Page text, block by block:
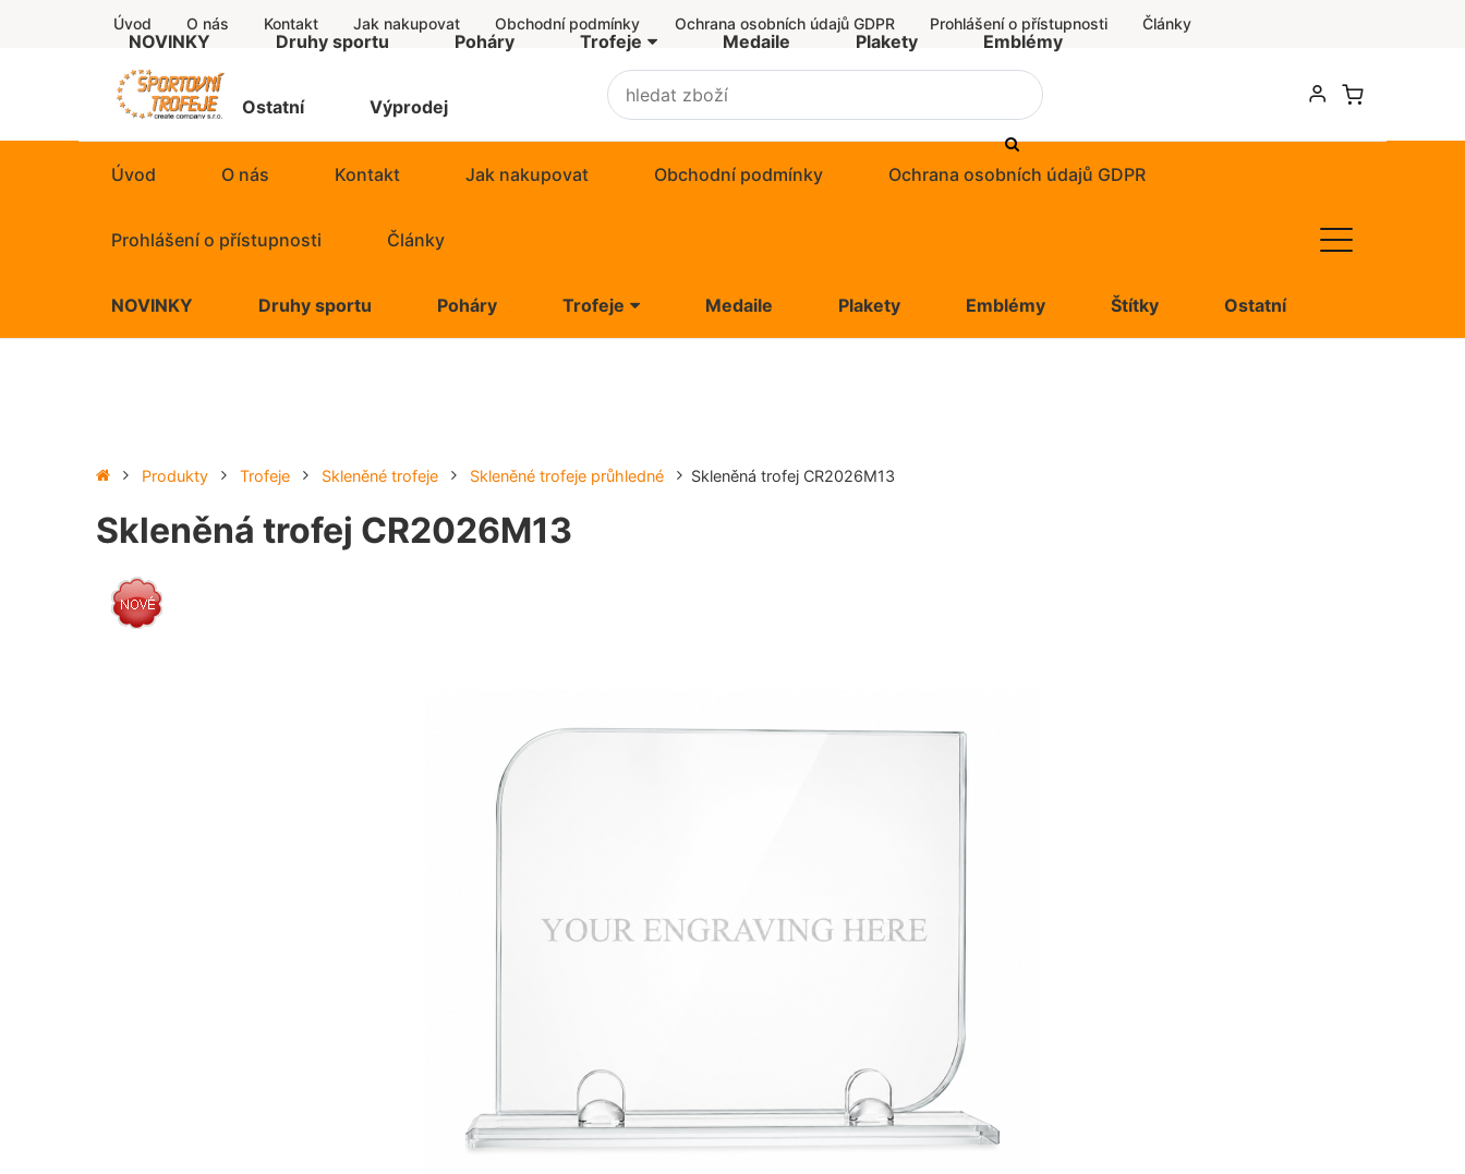
Úvod O nás Kontakt Jak nakupovat Obchodní podmínky Ochrana osobních údajů GDPR Prohlášení o přístupnosti Články
NOVINKY Druhy sportu Poháry Trofeje
Akrylátové trofeje
Skleněné trofeje s potiskem
Kovové trofeje
Laserové gravírování trofejí
Medaile Plakety Emblémy
Štítky Ostatní Výprodej
Úvod O nás Kontakt Jak nakupovat Obchodní podmínky Ochrana osobních údajů GDPR
Prohlášení o přístupnosti Články
NOVINKY Druhy sportu Poháry Trofeje
Skleněné trofeje
Medaile Plakety Emblémy Štítky Ostatní
Produkty Trofeje Skleněné trofeje Skleněné trofeje průhledné Skleněná trofej CR2026M13
Skleněná trofej CR2026M13